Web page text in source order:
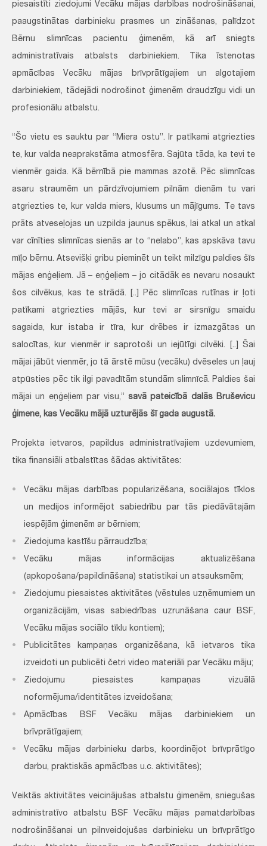
piesaistīti ziedojumi Vecāku mājas darbības nodrošināšanai,
paaugstinātas darbinieku prasmes un zināšanas, palīdzot
Bērnu slimnīcas pacientu ģimenēm, kā arī sniegts
administratīvais atbalsts darbiniekiem. Tika īstenotas
apmācības Vecāku mājas brīvprātīgajiem un algotajiem
darbiniekiem, tādejādi nodrošinot ģimenēm draudzīgu vidi un
profesionālu atbalstu.
“Šo vietu es sauktu par “Miera ostu”. Ir patīkami atgriezties
te, kur valda neaprakstāma atmosfēra. Sajūta tāda, ka tevi te
vienmēr gaida. Kā bērnībā pie mammas azotē. Pēc slimnīcas
asaru straumēm un pārdzīvojumiem pilnām dienām tu vari
atgriezties te, kur valda miers, klusums un mājīgums. Te tavs
prāts atveseļojas un uzpilda jaunus spēkus, lai atkal un atkal
var cīnīties slimnīcas sienās ar to “nelabo”, kas apskāva tavu
mīļo bērnu. Atsevišķi gribu pieminēt un teikt milzīgu paldies šīs
mājas enģeļiem. Jā – eņģeļiem – jo citādāk es nevaru nosaukt
šos cilvēkus, kas te strādā. [..] Pēc slimnīcas rutīnas ir ļoti
patīkami atgriezties mājās, kur tevi ar sirsnīgu smaidu
sagaida, kur istaba ir tīra, kur drēbes ir izmazgātas un
salocītas, kur vienmēr ir saprotoši un iejūtīgi cilvēki. [..] Šai
mājai jābūt vienmēr, jo tā ārstē mūsu (vecāku) dvēseles un ļauj
atpūsties pēc tik ilgi pavadītām stundām slimnīcā. Paldies šai
mājai un eņģeļiem par visu,” savā pateicībā dalās Bruševicu
ģimene, kas Vecāku mājā uzturējās šī gada augustā.
Projekta ietvaros, papildus administratīvajiem uzdevumiem,
tika finansiāli atbalstītas šādas aktivitātes:
Vecāku mājas darbības popularizēšana, sociālajos tīklos
un medijos informējot sabiedrību par tās piedāvātajām
iespējām ģimenēm ar bērniem;
Ziedojuma kastīšu pārraudzība;
Vecāku mājas informācijas aktualizēšana
(apkopošana/papildināšana) statistikai un atsauksmēm;
Ziedojumu piesaistes aktivitātes (vēstules uzņēmumiem un
organizācijām, visas sabiedrības uzrunāšana caur BSF,
Vecāku mājas sociālo tīklu kontiem);
Publicitātes kampaņas organizēšana, kā ietvaros tika
izveidoti un publicēti četri video materiāli par Vecāku māju;
Ziedojumu piesaistes kampaņas vizuālā
noformējuma/identitātes izveidošana;
Apmācības BSF Vecāku mājas darbiniekiem un
brīvprātīgajiem;
Vecāku mājas darbinieku darbs, koordinējot brīvprātīgo
darbu, praktiskās apmācības u.c. aktivitātes);
Veiktās aktivitātes veicinājušas atbalstu ģimenēm, sniegušas
administratīvo atbalstu BSF Vecāku mājas pamatdarbības
nodrošināšanai un pilnveidojušas darbinieku un brīvprātīgo